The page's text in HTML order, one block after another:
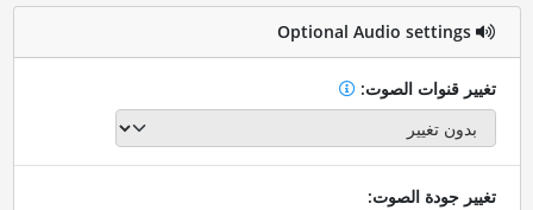
Optional Audio settings
تغيير قنوات الصوت:
تغيير جودة الصوت: